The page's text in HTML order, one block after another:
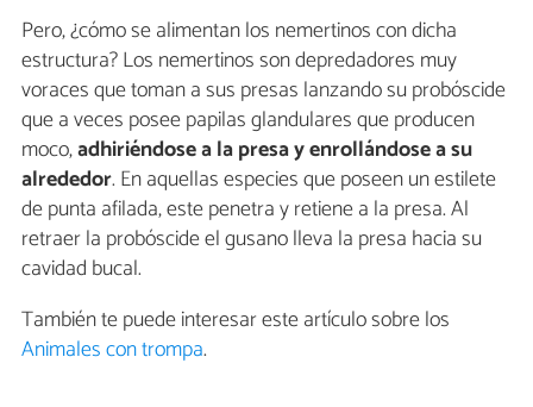
Pero, ¿cómo se alimentan los nemertinos con dicha
estructura? Los nemertinos son depredadores muy
voraces que toman a sus presas lanzando su probóscide
que a veces posee papilas glandulares que producen
moco,adhiriéndose a la presa y enrollándose a su
alrededor. En aquellas especies que poseen un estilete
de punta afilada, este penetra y retiene a la presa. Al
retraer la probóscide el gusano lleva la presa hacia su
cavidad bucal.
También te puede interesar este artículo sobre los
Animales con trompa.